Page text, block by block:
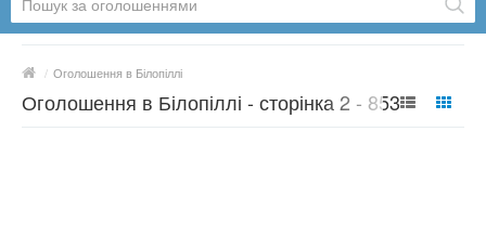
/ Оголошення в Білопіллі
Оголошення в Білопіллі - сторінка 2 - 8532